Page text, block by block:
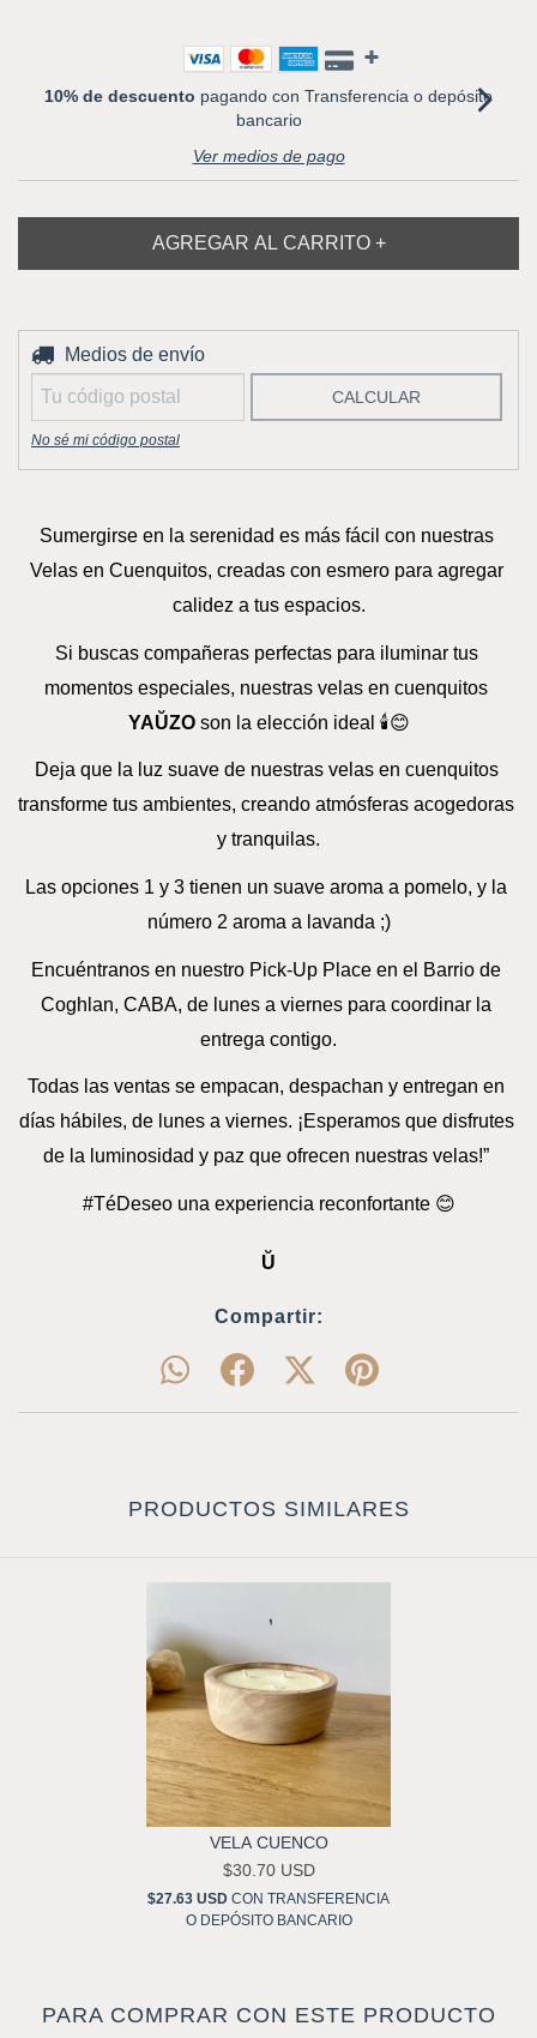
10% de descuento pagando con Transferencia o depósito
bancario
Ver medios de pago
Entregas para el CP:
Medios de envío
CALCULAR
No sé mi código postal
Sumergirse en la serenidad es más fácil con nuestras
Velas en Cuenquitos, creadas con esmero para agregar
calidez a tus espacios.
Si buscas compañeras perfectas para iluminar tus
YAŬZO son la elección ideal 🕯️😊
Deja que la luz suave de nuestras velas en cuenquitos
transforme tus ambientes, creando atmósferas acogedoras
y tranquilas.
Las opciones 1 y 3 tienen un suave aroma a pomelo, y la
número 2 aroma a lavanda ;)
Encuéntranos en nuestro Pick-Up Place en el Barrio de
Coghlan, CABA, de lunes a viernes para coordinar la
entrega contigo.
Todas las ventas se empacan, despachan y entregan en
días hábiles, de lunes a viernes. ¡Esperamos que disfrutes
de la luminosidad y paz que ofrecen nuestras velas!”
#TéDeseo una experiencia reconfortante 😊
Ŭ
Compartir:
PRODUCTOS SIMILARES
VELA CUENCO
$30.70 USD
$27.63 USD CON TRANSFERENCIA
O DEPÓSITO BANCARIO
PARA COMPRAR CON ESTE PRODUCTO